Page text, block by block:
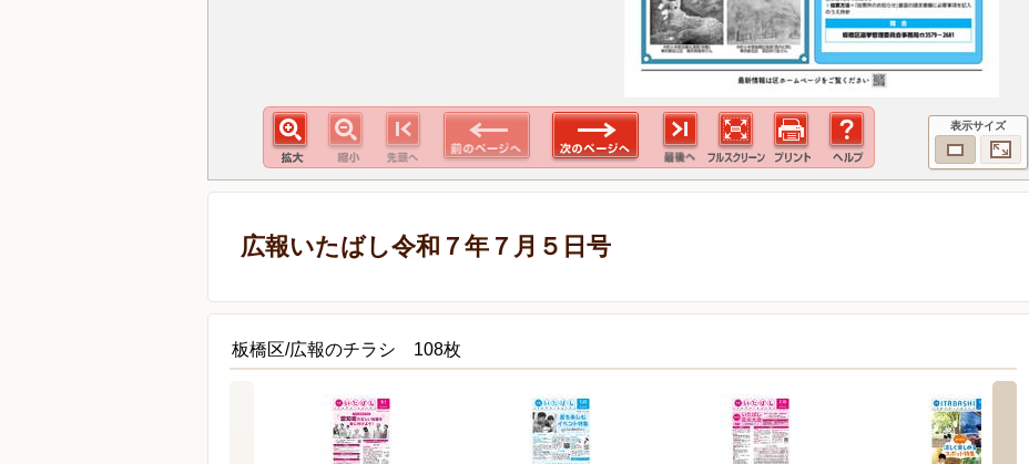
表示サイズ
広報いたばし令和７年７月５日号
板橋区/広報のチラシ 108枚